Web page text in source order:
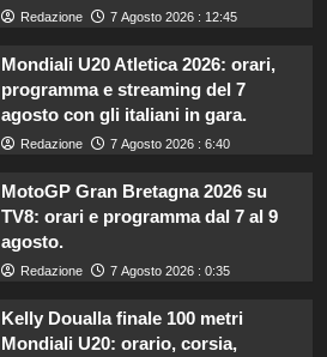
Redazione 7 Agosto 2026 : 12:45
Mondiali U20 Atletica 2026: orari,
programma e streaming del 7
agosto con gli italiani in gara.
Redazione 7 Agosto 2026 : 6:40
MotoGP Gran Bretagna 2026 su
TV8: orari e programma dal 7 al 9
agosto.
Redazione 7 Agosto 2026 : 0:35
Kelly Doualla finale 100 metri
Mondiali U20: orario, corsia,